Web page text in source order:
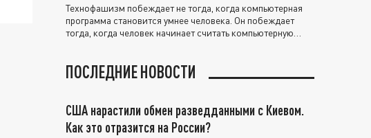
Технофашизм побеждает не тогда, когда компьютерная
программа становится умнее человека. Он побеждает
тогда, когда человек начинает считать компьютерную
ПОСЛЕДНИЕ НОВОСТИ
США нарастили обмен разведданными с Киевом.
Как это отразится на России?